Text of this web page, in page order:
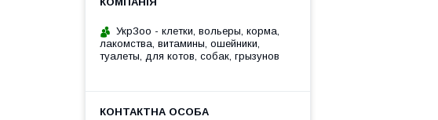
УкрЗоо - клетки, вольеры, корма,
лакомства, витамины, ошейники,
туалеты, для котов, собак, грызунов